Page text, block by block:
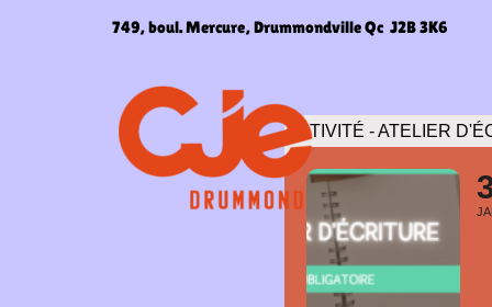
749, boul. Mercure, Drummondville Qc J2B 3K6
ACTIVITÉ - ATELIER